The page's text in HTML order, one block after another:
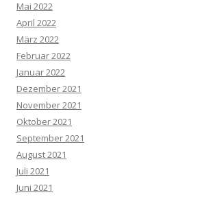
Mai 2022
April 2022
März 2022
Februar 2022
Januar 2022
Dezember 2021
November 2021
Oktober 2021
September 2021
August 2021
Juli 2021
Juni 2021